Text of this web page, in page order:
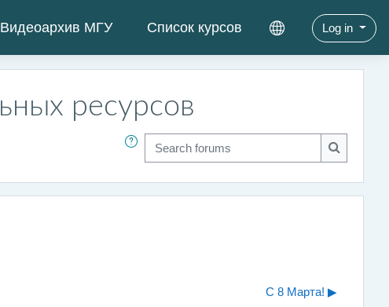
Видеоархив МГУ Список курсов Log in
ресурсов
Search forums
Search
С 8 Марта! ▶︎